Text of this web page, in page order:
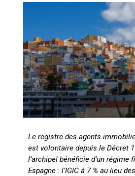
Le registre des agents
est volontaire depuis le Décret
l’archipel bénéficie d’un régime
Espagne : l’IGIC à 7 % au lieu